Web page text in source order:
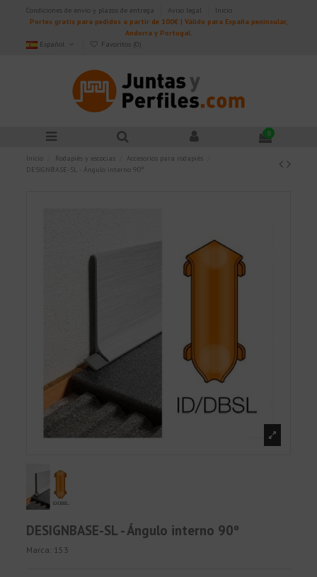
Condiciones de envío y plazos de entrega Aviso legal
Inicio
Portes gratis para pedidos a partir de 100€ | Válido para España peninsular,
Andorra y Portugal.
Español
Favoritos (0)
0
Inicio Rodapiés y escocias
Accesorios para rodapiés
DESIGNBASE-SL - Ángulo interno 90º
DESIGNBASE-SL - Ángulo interno 90º
Marca: 153